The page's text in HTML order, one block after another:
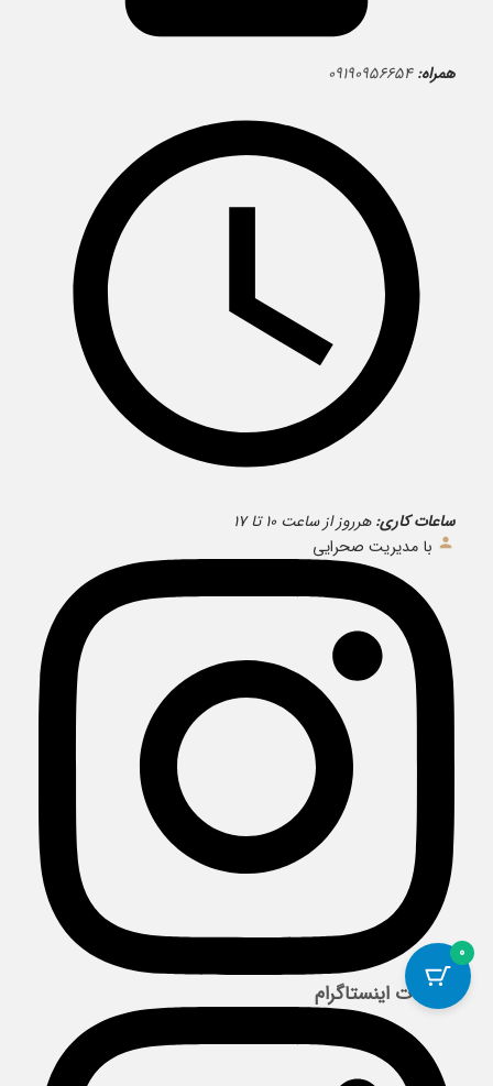
همراه: ۰۹۱۹۰۹۵۶۶۵۴
ساعات کاری: هرروز از ساعت ۱۰ تا ۱۷
با مدیریت صحرایی
صفحات اینستاگرام
0